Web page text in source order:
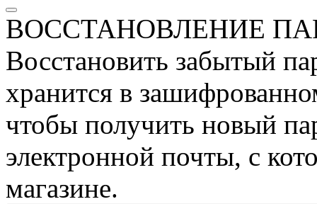
ВОССТАНОВЛЕНИЕ
Восстановить забытый
хранится в
чтобы получить новый
электронной почты, с
магазине.